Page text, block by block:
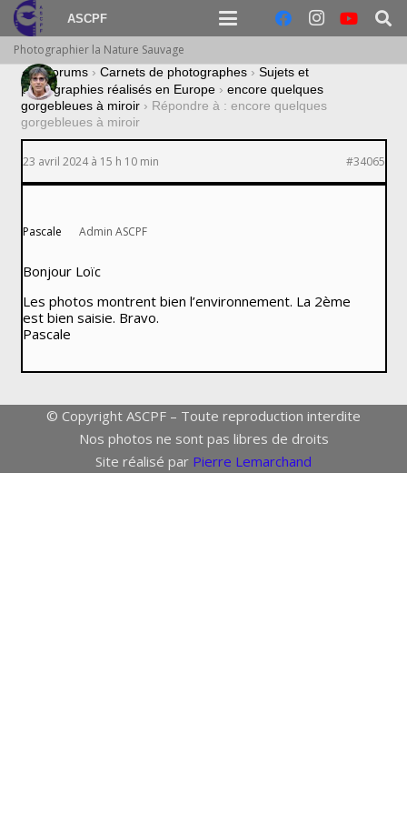
ASCPF
Photographier la Nature Sauvage
› Forums › Carnets de photographes › Sujets et
photographies réalisés en Europe › encore quelques
gorgebleues à miroir › Répondre à : encore quelques
gorgebleues à miroir
23 avril 2024 à 15 h 10 min #34065
Pascale Admin ASCPF
Bonjour Loïc
Les photos montrent bien l’environnement. La 2ème
est bien saisie. Bravo.
Pascale
© Copyright ASCPF – Toute reproduction interdite
Nos photos ne sont pas libres de droits
Site réalisé par Pierre Lemarchand